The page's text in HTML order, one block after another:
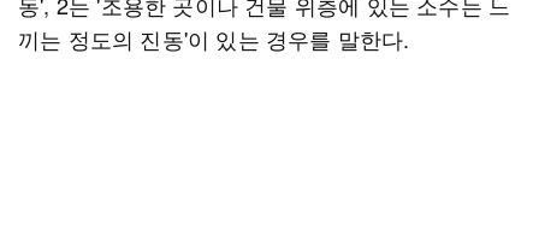
끼는 정도의 진동'이 있는 경우를 말한다.